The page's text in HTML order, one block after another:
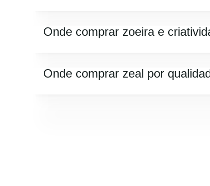
Onde comprar zoeira e
Onde comprar zeal por